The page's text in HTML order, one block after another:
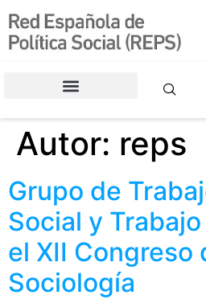
contenido
Autor: reps
Grupo de
Social y
el XII Congreso
Sociología